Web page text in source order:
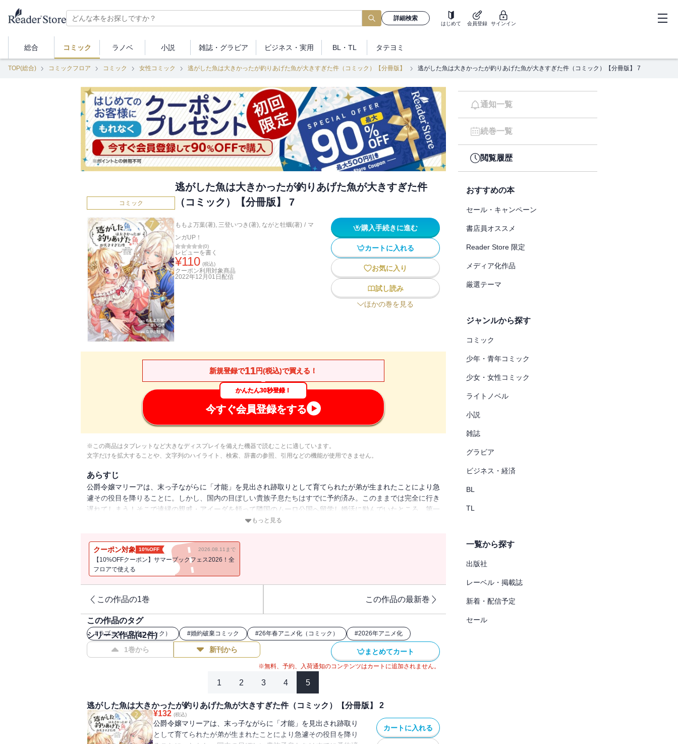
詳細検索
はじめて 会員登録 サインイン
総合 コミック ラノベ 小説 雑誌・ グラビア ビジネス ・実用 BL・TL タテヨミ
TOP(総合) コミックフロア コミック 女性コミック 逃がした魚は大きかったが釣りあげた魚が大きすぎた件（コミック）【分冊版】 逃がした魚は大きかったが釣りあげた魚が大きすぎた件（コミック）【分冊版】 7
コミック
逃がした魚は大きかったが釣りあげた魚が大きすぎた件
（コミック）【分冊版】 7
ももよ万葉(著), 三登いつき(著), ながと牡蠣(著) / マ
ンガUP！
(0)
レビューを書く
¥110 (税込)
クーポン利用対象商品
2022年12月01日 配信
購入手続きに進む
カートに入れる
お気に入り
試し読み
ほかの巻を見る
新規登録で11円(税込)で買える！
かんたん30秒登録！
今すぐ会員登録をする
※この商品はタブレットなど大きなディスプレイを備えた機器で読むことに適しています。
文字だけを拡大することや、文字列のハイライト、検索、辞書の参照、引用などの機能が使用できません。
あらすじ
公爵令嬢マリーアは、末っ子ながらに「才能」を見出され跡取りとして育てられたが弟が生まれたことにより急
遽その役目を降りることに。しかし、国内の目ぼしい貴族子息たちはすでに予約済み。このままでは完全に行き
遅れてしまう！そこで遠縁の親戚・アイーダを頼って隣国のムーロ公国へ留学し婚活に励んでいたところ、第一
王子から身に覚えのない婚約破棄を宣言されてしまい!?え、私まだ婚約してませんけど!??行き遅れ令嬢の幸せ
とに分冊したものです。※分冊版話数と収録話数が異なります。あらかじめご了承ください。
もっと見る
クーポン対象 10%OFF 2026.08.11まで
【10%OFFクーポン】サマーブックフェス2026！全
フロアで使える
この作品の1巻 この作品の最新巻
この作品のタグ
#ラブコメ（女性コミック） #婚約破棄コミック #26年春アニメ化（コミック） #2026年アニメ化
シリーズ作品(42件)
1巻から 新刊から まとめてカート
※無料、予約、入荷通知のコンテンツはカートに追加されません。
1 2 3 4 5
逃がした魚は大きかったが釣りあげた魚が大きすぎた件（コミック）【分冊版】 2
¥132 (税込)
公爵令嬢マリーアは、末っ子ながらに「才能」を見出され跡取り
として育てられたが弟が生まれたことにより急遽その役目を降り
カートに入れる
通知一覧
続巻一覧
閲覧履歴
おすすめの本
セール・キャンペーン
書店員オススメ
Reader Store 限定
メディア化作品
厳選テーマ
ジャンルから探す
コミック
少年・青年コミック
少女・女性コミック
ライトノベル
小説
雑誌
グラビア
ビジネス・経済
BL
TL
一覧から探す
出版社
レーベル・掲載誌
新着・配信予定
セール